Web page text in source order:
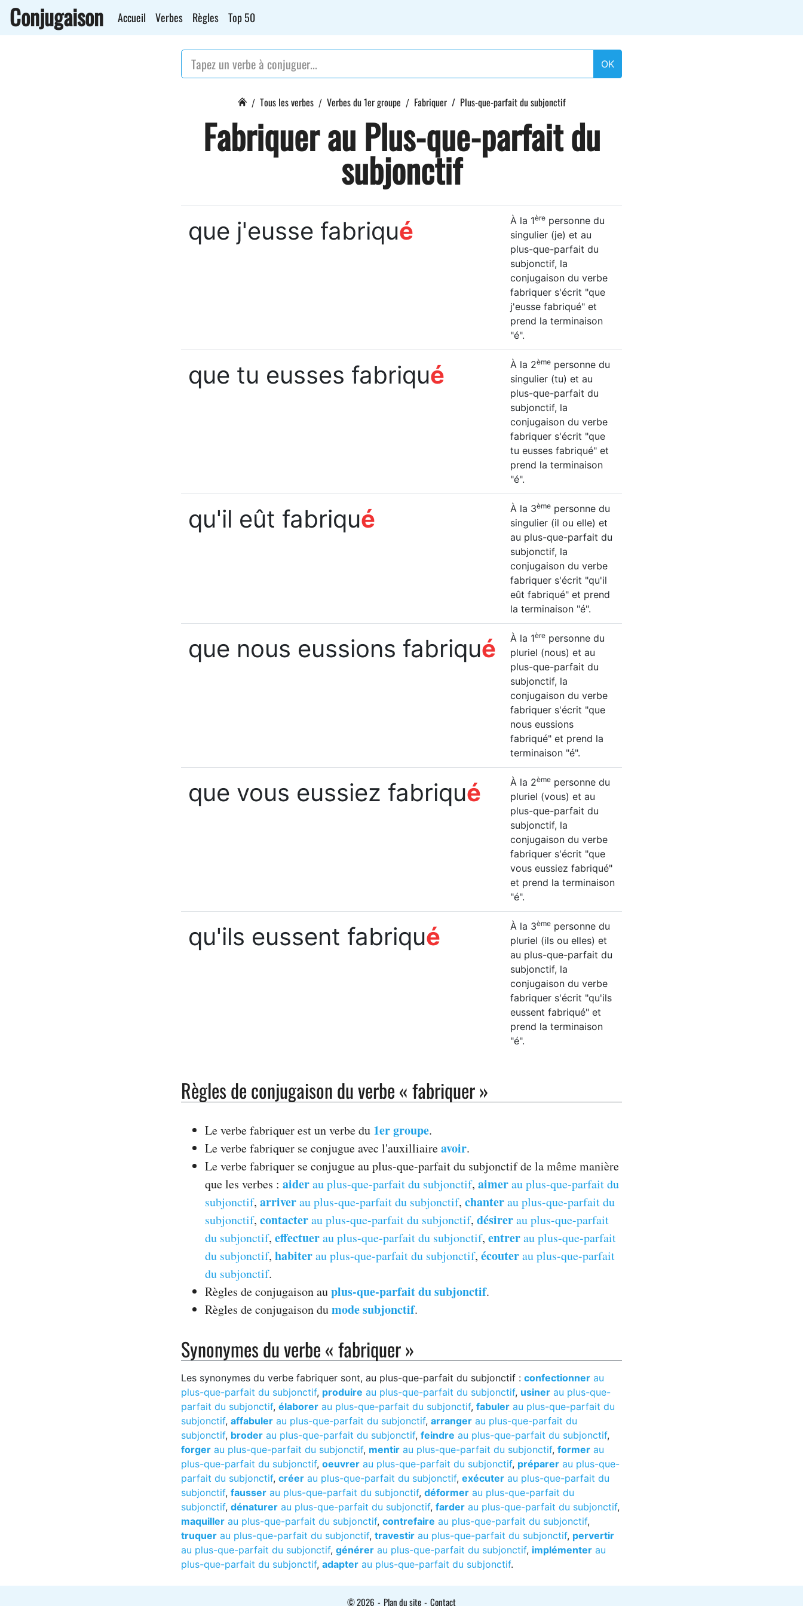
Conjugaison Accueil Verbes Règles Top 50
OK
Tous les verbes Verbes du 1er groupe Fabriquer Plus-que-parfait du subjonctif
Fabriquer au Plus-que-parfait du
subjonctif
que j'eusse fabriqué À la 1ère personne du
singulier (je) et au
plus-que-parfait du
subjonctif, la
conjugaison du verbe
fabriquer s'écrit "que
j'eusse fabriqué" et
prend la terminaison
"é".
que tu eusses fabriqué À la 2ème personne du
singulier (tu) et au
plus-que-parfait du
subjonctif, la
conjugaison du verbe
fabriquer s'écrit "que
tu eusses fabriqué" et
prend la terminaison
"é".
qu'il eût fabriqué À la 3ème personne du
singulier (il ou elle) et
au plus-que-parfait du
subjonctif, la
conjugaison du verbe
fabriquer s'écrit "qu'il
eût fabriqué" et prend
la terminaison "é".
que nous eussions fabriqué À la 1ère personne du
pluriel (nous) et au
plus-que-parfait du
subjonctif, la
conjugaison du verbe
fabriquer s'écrit "que
nous eussions
fabriqué" et prend la
terminaison "é".
que vous eussiez fabriqué À la 2ème personne du
pluriel (vous) et au
plus-que-parfait du
subjonctif, la
conjugaison du verbe
fabriquer s'écrit "que
vous eussiez fabriqué"
et prend la terminaison
"é".
qu'ils eussent fabriqué À la 3ème personne du
pluriel (ils ou elles) et
au plus-que-parfait du
subjonctif, la
conjugaison du verbe
fabriquer s'écrit "qu'ils
eussent fabriqué" et
prend la terminaison
"é".
Règles de conjugaison du verbe « fabriquer »
Le verbe fabriquer est un verbe du 1er groupe.
Le verbe fabriquer se conjugue avec l'auxilliaireavoir.
Le verbe fabriquer se conjugue au plus-que-parfait du subjonctif de la même manière
que les verbes : aiderau plus-que-parfait du subjonctif, aimerau plus-que-parfait du
subjonctif, arriverau plus-que-parfait du subjonctif, chanterau plus-que-parfait du
subjonctif, contacterau plus-que-parfait du subjonctif, désirerau plus-que-parfait
du subjonctif, effectuerau plus-que-parfait du subjonctif, entrerau plus-que-parfait
du subjonctif, habiterau plus-que-parfait du subjonctif, écouterau plus-que-parfait
du subjonctif.
Règles de conjugaison auplus-que-parfait du subjonctif.
Règles de conjugaison dumode subjonctif.
Synonymes du verbe « fabriquer »
Les synonymes du verbe fabriquer sont, au plus-que-parfait du subjonctif : confectionner au
plus-que-parfait du subjonctif, produire au plus-que-parfait du subjonctif, usiner au plus-que-
parfait du subjonctif, élaborer au plus-que-parfait du subjonctif, fabuler au plus-que-parfait du
subjonctif, affabuler au plus-que-parfait du subjonctif, arranger au plus-que-parfait du
subjonctif, broder au plus-que-parfait du subjonctif, feindre au plus-que-parfait du subjonctif,
forger au plus-que-parfait du subjonctif, mentir au plus-que-parfait du subjonctif, former au
plus-que-parfait du subjonctif, oeuvrer au plus-que-parfait du subjonctif, préparer au plus-que-
parfait du subjonctif, créer au plus-que-parfait du subjonctif, exécuter au plus-que-parfait du
subjonctif, fausser au plus-que-parfait du subjonctif, déformer au plus-que-parfait du
subjonctif, dénaturer au plus-que-parfait du subjonctif, farder au plus-que-parfait du subjonctif,
maquiller au plus-que-parfait du subjonctif, contrefaire au plus-que-parfait du subjonctif,
truquer au plus-que-parfait du subjonctif, travestir au plus-que-parfait du subjonctif, pervertir
au plus-que-parfait du subjonctif, générer au plus-que-parfait du subjonctif, implémenter au
plus-que-parfait du subjonctif, adapter au plus-que-parfait du subjonctif.
© 2026 - Plan du site - Contact